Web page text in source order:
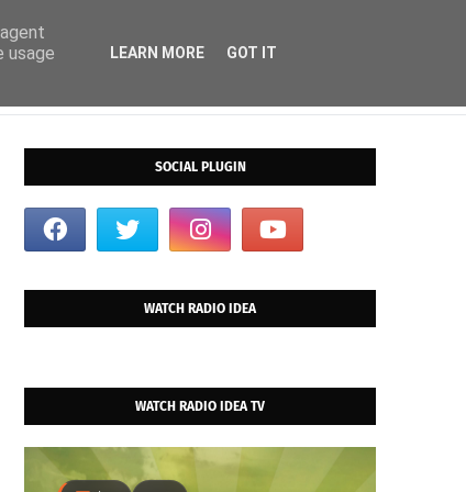
SOCIAL PLUGIN
WATCH RADIO IDEA
WATCH RADIO IDEA TV
usage
LEARN MORE GOT IT